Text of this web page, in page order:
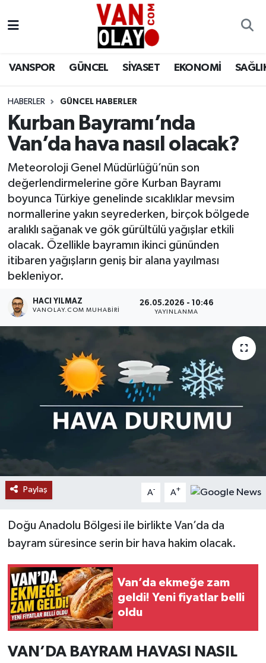
VANSPOR GÜNCEL SİYASET EKONOMİ
HABERLER GÜNCEL HABERLER
Kurban Bayramı’nda
Van’da hava nasıl olacak?
Meteoroloji Genel Müdürlüğü’nün son
değerlendirmelerine göre Kurban Bayramı
boyunca Türkiye genelinde sıcaklıklar mevsim
normallerine yakın seyrederken, birçok bölgede
aralıklı sağanak ve gök gürültülü yağışlar etkili
olacak. Özellikle bayramın ikinci gününden
itibaren yağışların geniş bir alana yayılması
bekleniyor.
HACI YILMAZ
VANOLAY.COM MUHABIRI
26.05.2026 - 10:46
YAYINLANMA
Paylaş A- A+
Doğu Anadolu Bölgesi ile birlikte Van’da da
bayram süresince serin bir hava hakim olacak.
Van’da ekmeğe zam
geldi! Yeni fiyatlar belli
oldu
VAN’DA BAYRAM HAVASI NASIL
Siyaset
Ekonomi
Sağlık
Eğitim
Bilim & Teknoloji
Dünya
Van Nöbetçi Eczaneler
Van Namaz Vakitleri
Van Trafik Yoğunluk Haritası
Süper Lig Puan Durumu ve Fikstür
Tüm Manşetler
Son Dakika Haberleri
Haber Arşivi